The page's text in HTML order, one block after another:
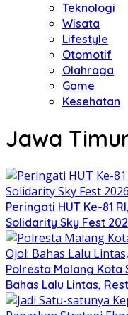
Teknologi
Wisata
Lifestyle
Otomotif
Olahraga
Game
Kesehatan
Jawa
Peringati HUT Ke-81
Solidarity Sky Fest
Polresta Malang Kota
Bahas Lalu Lintas,